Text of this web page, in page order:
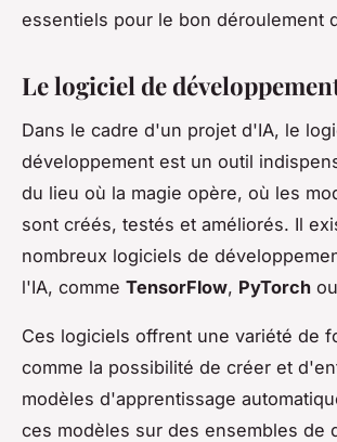
essentiels pour le bon déroulement
Le logiciel de
Dans le cadre d'un projet d'IA, le
développement est un outil
du lieu où la magie opère, où les
sont créés, testés et améliorés. Il
nombreux logiciels de
l'IA, comme TensorFlow, PyTorch ou
Ces logiciels offrent une variété de
comme la possibilité de créer et
modèles d'apprentissage
ces modèles sur des ensembles de